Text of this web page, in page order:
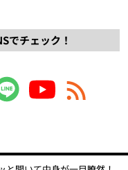
でチェック！